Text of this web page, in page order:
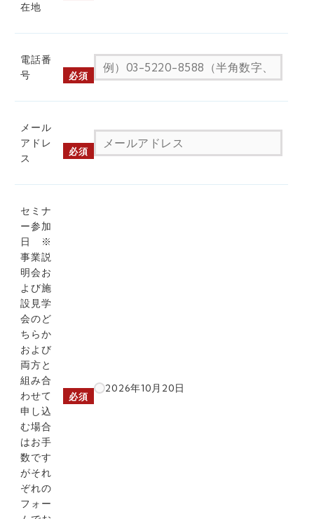
在地
電話番
号
必須
メール
アドレ
ス
必須
セミナ
ー参加
日 ※
事業説
明会お
よび施
設見学
会のど
ちらか
および
両方と
組み合
わせて
申し込
む場合
はお手
数です
がそれ
ぞれの
フォー
必須
2026年10月20日